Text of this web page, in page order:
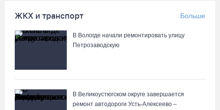
кузнечного мастерства
07.08.26 / 10:24
07.08.26 / 09:55
ЖКХ и транспорт Больше
В Вологде начали ремонтировать улицу
Петрозаводскую
В Великоустюгском округе завершается
ремонт автодороги Усть-Алексеево –